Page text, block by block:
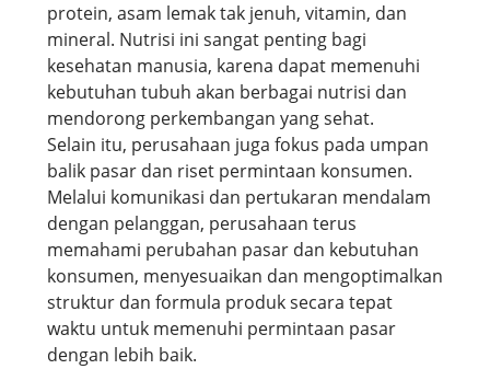
protein, asam lemak tak jenuh, vitamin, dan
mineral. Nutrisi ini sangat penting bagi
kesehatan manusia, karena dapat memenuhi
kebutuhan tubuh akan berbagai nutrisi dan
mendorong perkembangan yang sehat.
Selain itu, perusahaan juga fokus pada umpan
balik pasar dan riset permintaan konsumen.
Melalui komunikasi dan pertukaran mendalam
dengan pelanggan, perusahaan terus
memahami perubahan pasar dan kebutuhan
konsumen, menyesuaikan dan mengoptimalkan
struktur dan formula produk secara tepat
waktu untuk memenuhi permintaan pasar
dengan lebih baik.